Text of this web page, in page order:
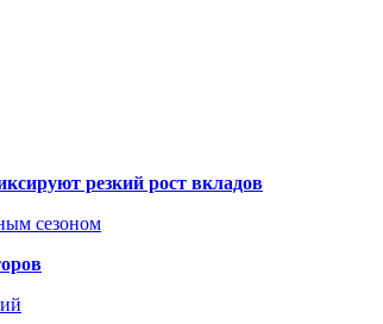
резкий рост вкладов
сезоном